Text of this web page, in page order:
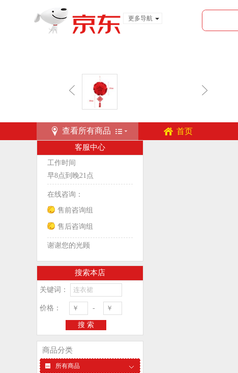
更多导航
查看所有商品 首页
客服中心
工作时间
早8点到晚21点
在线咨询：
售前咨询组
售后咨询组
谢谢您的光顾
搜索本店
关键词：
价格： -
搜 索
商品分类
所有商品